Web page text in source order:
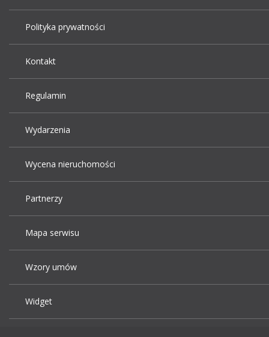
Polityka prywatności
Kontakt
Regulamin
Wydarzenia
Wycena nieruchomości
Partnerzy
Mapa serwisu
Wzory umów
Widget